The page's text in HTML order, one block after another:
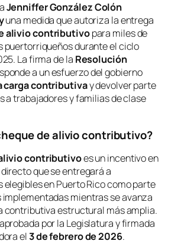
Jenniffer González Colón
una medida que autoriza la entrega
alivio contributivopara miles de
puertorriqueños durante el ciclo
La firma de la Resolución
a un esfuerzo del gobierno
carga contributivay devolver parte
a trabajadores y familias de clase
de alivio contributivo?
contributivoes un incentivo en
que se entregará a
en Puerto Rico como parte
implementadas mientras se avanza
contributiva estructural más amplia.
por la Legislatura y firmada
el3 de febrero de 2026.